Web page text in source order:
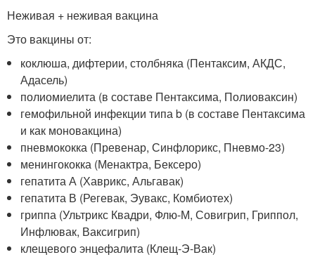
Неживая + неживая вакцина
Это вакцины от:
коклюша, дифтерии, столбняка (Пентаксим, АКДС,
Адасель)
полиомиелита (в составе Пентаксима, Полиоваксин)
гемофильной инфекции типа b (в составе Пентаксима
и как моновакцина)
пневмококка (Превенар, Синфлорикс, Пневмо-23)
менингококка (Менактра, Бексеро)
гепатита А (Хаврикс, Альгавак)
гепатита В (Регевак, Эувакс, Комбиотех)
гриппа (Ультрикс Квадри, Флю-М, Совигрип, Гриппол,
Инфлювак, Ваксигрип)
клещевого энцефалита (Клещ-Э-Вак)